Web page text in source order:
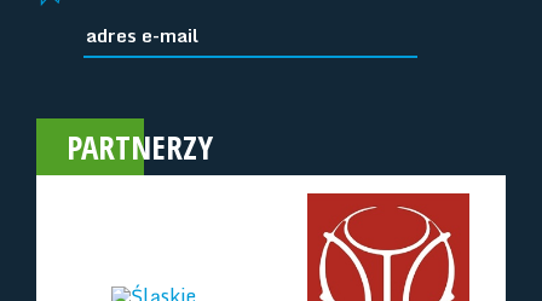
PARTNERZY